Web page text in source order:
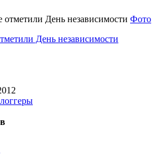
Фото
День независимости